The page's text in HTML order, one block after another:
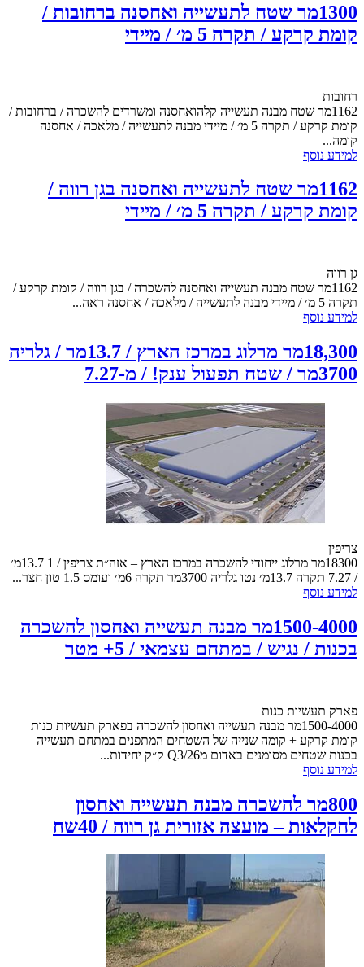
1300מר שטח לתעשייה ואחסנה ברחובות /
קומת קרקע / תקרה 5 מ׳ / מיידי
רחובות
1162מר שטח מבנה תעשייה קלהואחסנה ומשרדים להשכרה / ברחובות /
קומת קרקע / תקרה 5 מ׳ / מיידי מבנה לתעשייה / מלאכה / אחסנה
קומה...
למידע נוסף
1162מר שטח לתעשייה ואחסנה בגן רווה /
קומת קרקע / תקרה 5 מ׳ / מיידי
גן רווה
1162מר שטח מבנה תעשייה ואחסנה להשכרה / בגן רווה / קומת קרקע /
תקרה 5 מ׳ / מיידי מבנה לתעשייה / מלאכה / אחסנה ראה...
למידע נוסף
18,300מר מרלוג במרכז הארץ / 13.7מר / גלריה
3700מר / שטח תפעול ענק! / מ-7.27
צריפין
18300מר מרלוג ייחודי להשכרה במרכז הארץ – אזה״ת צריפין / 1 13.7מ׳
/ 7.27 תקרה 13.7מ׳ נטו גלריה 3700מר תקרה 6מ׳ ועומס 1.5 טון חצר...
למידע נוסף
1500-4000מר מבנה תעשייה ואחסון להשכרה
בכנות / נגיש / במתחם עצמאי / 5+ מטר
פארק תעשיות כנות
1500-4000מר מבנה תעשייה ואחסון להשכרה בפארק תעשיות כנות
קומת קרקע + קומה שנייה של השטחים המתפנים במתחם תעשייה
בכנות שטחים מסומנים באדום מQ3/26 ק״ק יחידות...
למידע נוסף
800מר להשכרה מבנה תעשייה ואחסון
לחקלאות – מועצה אזורית גן רווה / 40שח